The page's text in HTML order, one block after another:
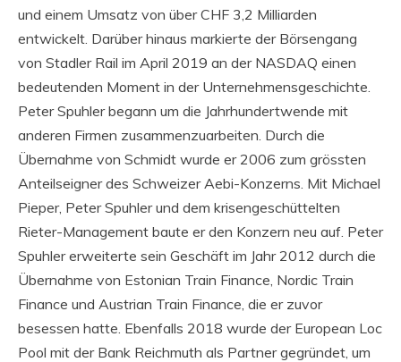
und einem Umsatz von über CHF 3,2 Milliarden
entwickelt. Darüber hinaus markierte der Börsengang
von Stadler Rail im April 2019 an der NASDAQ einen
bedeutenden Moment in der Unternehmensgeschichte.
Peter Spuhler begann um die Jahrhundertwende mit
anderen Firmen zusammenzuarbeiten. Durch die
Übernahme von Schmidt wurde er 2006 zum grössten
Anteilseigner des Schweizer Aebi-Konzerns. Mit Michael
Pieper, Peter Spuhler und dem krisengeschüttelten
Rieter-Management baute er den Konzern neu auf. Peter
Spuhler erweiterte sein Geschäft im Jahr 2012 durch die
Übernahme von Estonian Train Finance, Nordic Train
Finance und Austrian Train Finance, die er zuvor
besessen hatte. Ebenfalls 2018 wurde der European Loc
Pool mit der Bank Reichmuth als Partner gegründet, um